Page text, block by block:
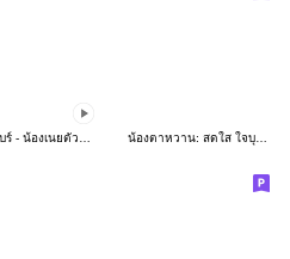
น้องตาหวาน: สดใส ใจบุญ (สีพาสเทล)